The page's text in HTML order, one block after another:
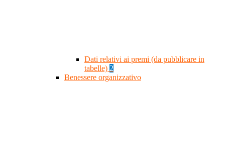
Dati relativi ai premi (da pubblicare in
tabelle) 2
Benessere organizzativo